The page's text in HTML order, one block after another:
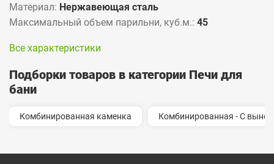
Материал: Нержавеющая сталь
Максимальный объем парильни, куб.м.: 45
Все характеристики
Подборки товаров в категории Печи для
бани
Комбинированная каменка Комбинированная - С